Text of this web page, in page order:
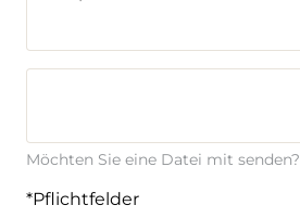
Möchten Sie eine Datei mit senden?
*Pflichtfelder